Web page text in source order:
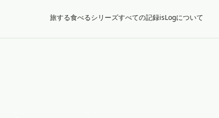
旅する食べるシリーズすべての記録isLogについて